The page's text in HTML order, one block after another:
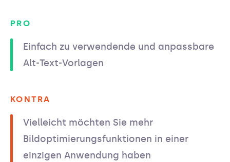
PRO
Einfach zu verwendende und anpassbare
Alt-Text-Vorlagen
KONTRA
Vielleicht möchten Sie mehr
Bildoptimierungsfunktionen in einer
einzigen Anwendung haben